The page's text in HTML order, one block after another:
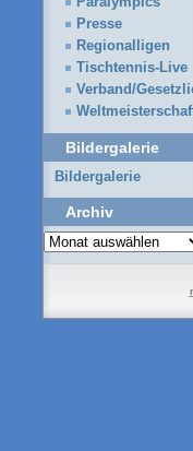
Presse
Regionalligen
Tischtennis-Live
Verband/
Bildergalerie
Bildergalerie
Archiv
Archiv